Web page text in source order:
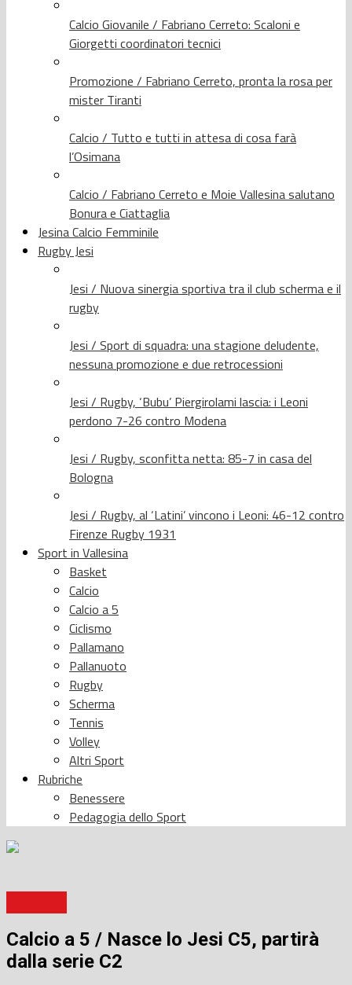
Calcio Giovanile / Fabriano Cerreto: Scaloni e
Giorgetti coordinatori tecnici
Promozione / Fabriano Cerreto, pronta la rosa per
mister Tiranti
Calcio / Tutto e tutti in attesa di cosa farà
l’Osimana
Calcio / Fabriano Cerreto e Moie Vallesina salutano
Bonura e Ciattaglia
Jesina Calcio Femminile
Rugby Jesi
Jesi / Nuova sinergia sportiva tra il club scherma e il
rugby
Jesi / Sport di squadra: una stagione deludente,
nessuna promozione e due retrocessioni
Jesi / Rugby, ‘Bubu’ Piergirolami lascia: i Leoni
perdono 7-26 contro Modena
Jesi / Rugby, sconfitta netta: 85-7 in casa del
Bologna
Jesi / Rugby, al ‘Latini’ vincono i Leoni: 46-12 contro
Firenze Rugby 1931
Sport in Vallesina
Basket
Calcio
Calcio a 5
Ciclismo
Pallamano
Pallanuoto
Rugby
Scherma
Tennis
Volley
Altri Sport
Rubriche
Benessere
Pedagogia dello Sport
Calcio a 5 / Nasce lo Jesi C5, partirà
dalla serie C2